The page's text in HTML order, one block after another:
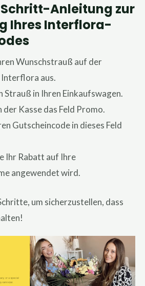
Anleitung zur
Ihres Interflora-
Wunschstrauß auf der
aus.
Strauß in Ihren Einkaufswagen.
der Kasse das Feld Promo.
Gutscheincode in dieses Feld
Ihr Rabatt auf Ihre
angewendet wird.
um sicherzustellen, dass